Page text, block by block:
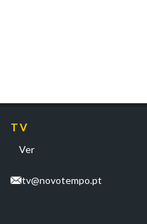
TV
Ver
tv@novotempo.pt